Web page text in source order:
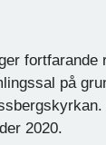
fortfarande
på
2020.